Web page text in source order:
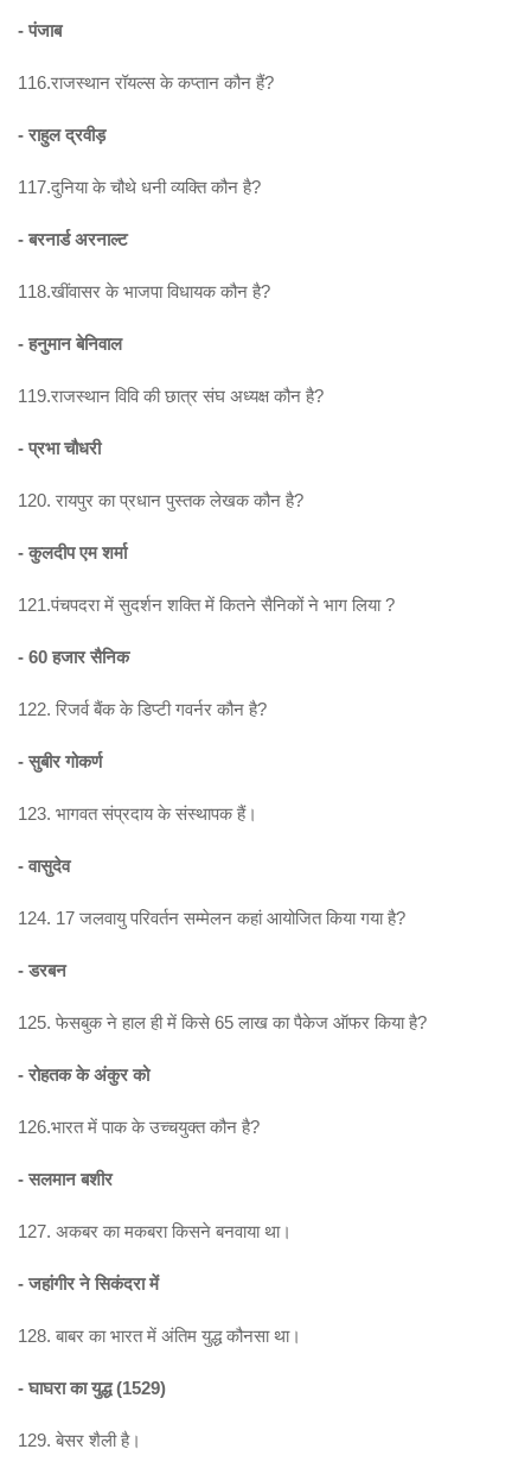
- पंजाब
116.राजस्थान रॉयल्स के कप्तान कौन हैं?
- राहुल द्रवीड़
117.दुनिया के चौथे धनी व्यक्ति कौन है?
- बरनार्ड अरनाल्ट
118.खींवासर के भाजपा विधायक कौन है?
- हनुमान बेनिवाल
119.राजस्थान विवि की छात्र संघ अध्यक्ष कौन है?
- प्रभा चौधरी
120. रायपुर का प्रधान पुस्तक लेखक कौन है?
- कुलदीप एम शर्मा
121.पंचपदरा में सुदर्शन शक्ति में कितने सैनिकों ने भाग लिया ?
- 60 हजार सैनिक
122. रिजर्व बैंक के डिप्टी गवर्नर कौन है?
- सुबीर गोकर्ण
123. भागवत संप्रदाय के संस्थापक हैं।
- वासुदेव
124. 17 जलवायु परिवर्तन सम्मेलन कहां आयोजित किया गया है?
- डरबन
125. फेसबुक ने हाल ही में किसे 65 लाख का पैकेज ऑफर किया है?
- रोहतक के अंकुर को
126.भारत में पाक के उच्चयुक्त कौन है?
- सलमान बशीर
127. अकबर का मकबरा किसने बनवाया था।
- जहांगीर ने सिकंदरा में
128. बाबर का भारत में अंतिम युद्ध कौनसा था।
- घाघरा का युद्ध (1529)
129. बेसर शैली है।